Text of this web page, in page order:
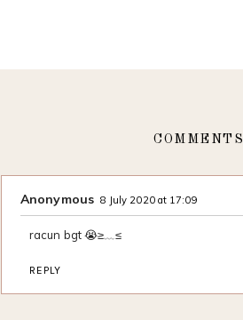
COMMENTS
Anonymous 8 July 2020 at 17:09
racun bgt 😭≥﹏≤
REPLY